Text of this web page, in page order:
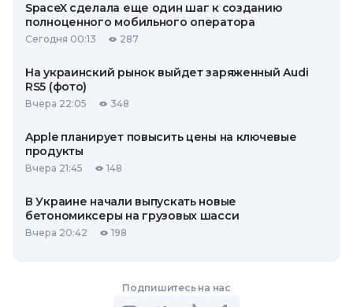
SpaceX сделала еще один шаг к созданию
полноценного мобильного оператора
Сегодня 00:13 287
На украинский рынок выйдет заряженный Audi
RS5 (фото)
Вчера 22:05 348
Apple планирует повысить цены на ключевые
продукты
Вчера 21:45 148
В Украине начали выпускать новые
бетономиксеры на грузовых шасси
Вчера 20:42 198
Подпишитесь на нас